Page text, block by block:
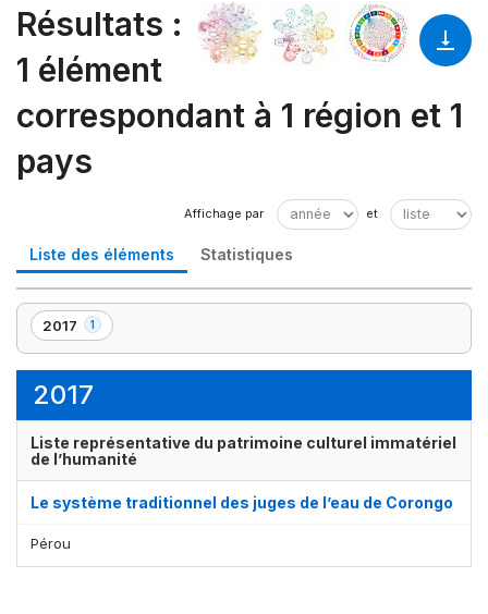
Résultats :
1 élément
correspondant à 1 région et 1
pays
Liste des éléments Statistiques
2017 1
,
1
2017
Liste représentative du patrimoine culturel immatériel
de l’humanité
Le système traditionnel des juges de l’eau de Corongo
Pérou